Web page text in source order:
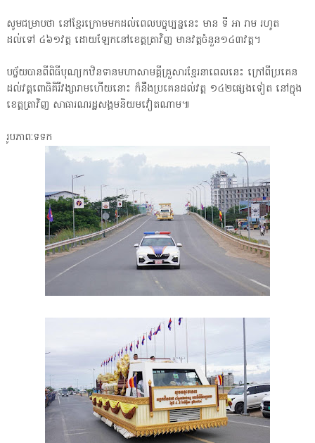
សូមជម្រាបថា នៅខ្មែរក្រោមមកដល់ពេលបច្ចុប្បន្ននេះ មាន ទី អា រាម រហូត
ដល់ទៅ ៤៦១វត្ត ដោយឡែកនៅខេត្តត្រាវិញ មានវត្តចំនួន១៤៣វត្ត។
បច្ច័យបានពីពិធីបុណ្យកឋិនទានមហាសាមគ្គីគ្រួសារខ្មែរនាពេលនេះ ក្រៅពីប្រគេន
ដល់វត្តពោធិគិរីវង្សារាមហើយនោះ ក៏នឹងប្រគេនដល់វត្ត ១៤២ផ្សេងទៀត នៅក្នុង
ខេត្តត្រាវិញ សាធារណរដ្ឋសង្គមនិយមវៀតណាម៕
រូបភាព:ទទក